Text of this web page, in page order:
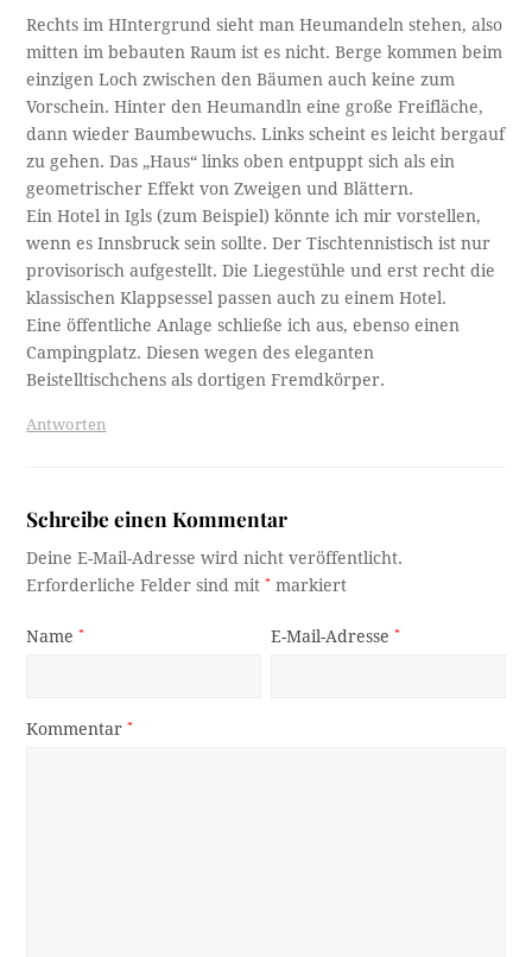
Rechts im HIntergrund sieht man Heumandeln stehen, also
mitten im bebauten Raum ist es nicht. Berge kommen beim
einzigen Loch zwischen den Bäumen auch keine zum
Vorschein. Hinter den Heumandln eine große Freifläche,
dann wieder Baumbewuchs. Links scheint es leicht bergauf
zu gehen. Das „Haus“ links oben entpuppt sich als ein
geometrischer Effekt von Zweigen und Blättern.
Ein Hotel in Igls (zum Beispiel) könnte ich mir vorstellen,
wenn es Innsbruck sein sollte. Der Tischtennistisch ist nur
provisorisch aufgestellt. Die Liegestühle und erst recht die
klassischen Klappsessel passen auch zu einem Hotel.
Eine öffentliche Anlage schließe ich aus, ebenso einen
Campingplatz. Diesen wegen des eleganten
Beistelltischchens als dortigen Fremdkörper.
Antworten
Schreibe einen Kommentar
Deine E-Mail-Adresse wird nicht veröffentlicht.
Erforderliche Felder sind mit* markiert
Name* E-Mail-Adresse*
Kommentar*